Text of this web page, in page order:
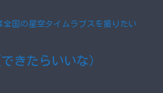
国の星空タイムラプスを撮りたい
きたらいいな）